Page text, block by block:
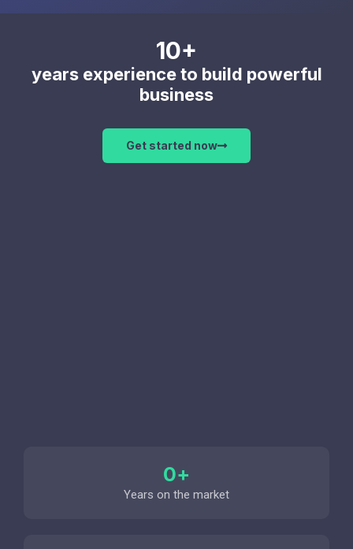
10+
years experience to build powerful
business
Get started now
0+
Years on the market